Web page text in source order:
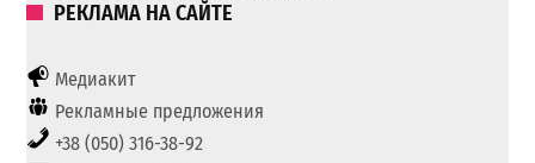
РЕКЛАМА НА САЙТЕ
Медиакит
Рекламные предложения
+38 (050) 316-38-92